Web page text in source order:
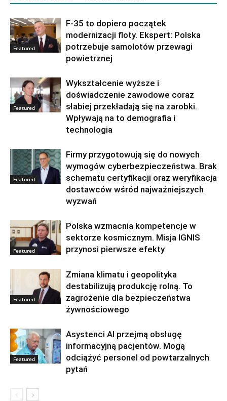
Featured
F-35 to dopiero początek
modernizacji floty. Ekspert: Polska
potrzebuje samolotów przewagi
powietrznej
Featured
Wykształcenie wyższe i
doświadczenie zawodowe coraz
słabiej przekładają się na zarobki.
Wpływają na to demografia i
technologia
Featured
Firmy przygotowują się do nowych
wymogów cyberbezpieczeństwa. Brak
schematu certyfikacji oraz weryfikacja
dostawców wśród najważniejszych
wyzwań
Featured
Polska wzmacnia kompetencje w
sektorze kosmicznym. Misja IGNIS
przynosi pierwsze efekty
Featured
Zmiana klimatu i geopolityka
destabilizują produkcję rolną. To
zagrożenie dla bezpieczeństwa
żywnościowego
Featured
Asystenci AI przejmą obsługę
informacyjną pacjentów. Mogą
odciążyć personel od powtarzalnych
pytań